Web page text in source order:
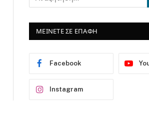
ΜΕΙΝΕΤΕ ΣΕ ΕΠΑΦΗ
Facebook
Instagram